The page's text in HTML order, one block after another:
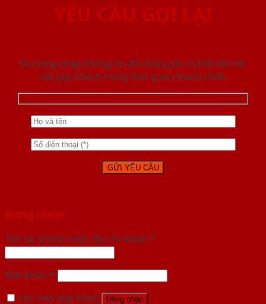
YÊU CẦU GỌI LẠI
Vui lòng nhập thông tin để chúng tôi có thể liên hệ
với quý khách trong thời gian nhanh nhất.
Đăng nhập
Tên tài khoản hoặc địa chỉ email *
Mật khẩu *
Ghi nhớ mật khẩu
Đăng nhập